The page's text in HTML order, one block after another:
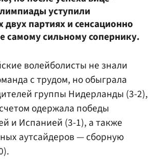
уступили
партиях и сенсационно
самому сильному сопернику.
волейболисты не знали
с трудом, но обыграла
группы Нидерланды (3-2),
одержала победы
и Испанией (3-1), а также
аутсайдеров — сборную